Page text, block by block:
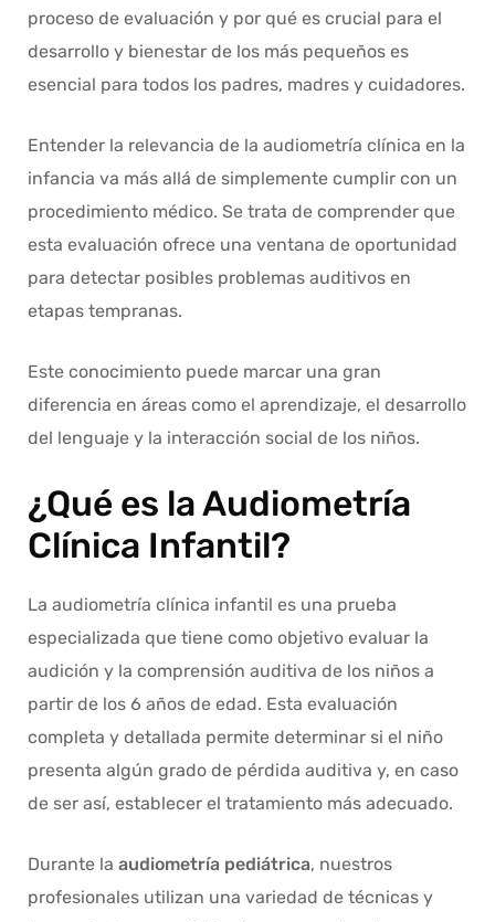
proceso de evaluación y por qué es crucial para el
desarrollo y bienestar de los más pequeños es
esencial para todos los padres, madres y cuidadores.
Entender la relevancia de la audiometría clínica en la
infancia va más allá de simplemente cumplir con un
procedimiento médico. Se trata de comprender que
esta evaluación ofrece una ventana de oportunidad
para detectar posibles problemas auditivos en
etapas tempranas.
Este conocimiento puede marcar una gran
diferencia en áreas como el aprendizaje, el desarrollo
del lenguaje y la interacción social de los niños.
¿Qué es la Audiometría
Clínica Infantil?
La audiometría clínica infantil es una prueba
especializada que tiene como objetivo evaluar la
audición y la comprensión auditiva de los niños a
partir de los 6 años de edad. Esta evaluación
completa y detallada permite determinar si el niño
presenta algún grado de pérdida auditiva y, en caso
de ser así, establecer el tratamiento más adecuado.
Durante la audiometría pediátrica, nuestros
profesionales utilizan una variedad de técnicas y